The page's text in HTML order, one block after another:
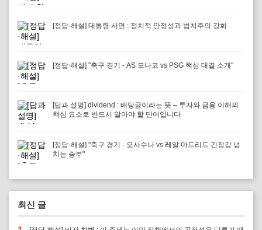
[정답·해설] 대통령 사면 : 정치적 안정성과 법치주의 강화
[정답·해설] "축구 경기 - AS 모나코 vs PSG 핵심 대결 소개"
[답과 설명] dividend : 배당금이라는 뜻 – 투자와 금융 이해의
핵심 요소로 반드시 알아야 할 단어입니다
[정답·해설] "축구 경기 - 오사수나 vs 레알 마드리드 긴장감 넘
치는 승부"
최신 글